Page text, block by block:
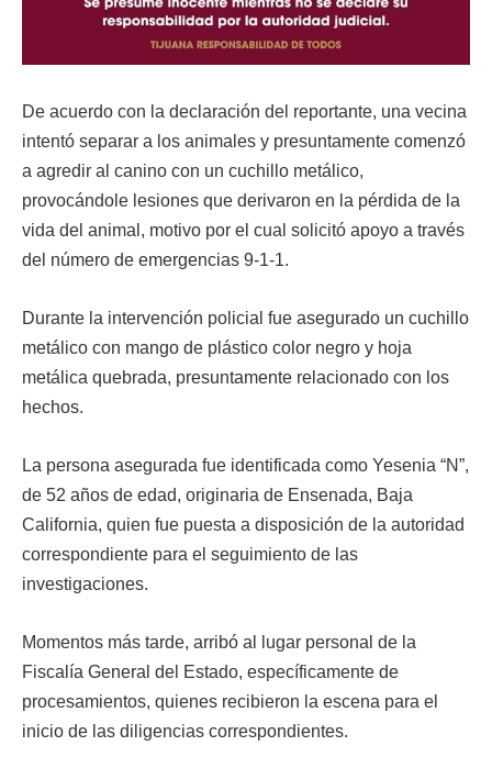
De acuerdo con la declaración del reportante, una vecina
intentó separar a los animales y presuntamente comenzó
a agredir al canino con un cuchillo metálico,
provocándole lesiones que derivaron en la pérdida de la
vida del animal, motivo por el cual solicitó apoyo a través
del número de emergencias 9-1-1.
Durante la intervención policial fue asegurado un cuchillo
metálico con mango de plástico color negro y hoja
metálica quebrada, presuntamente relacionado con los
hechos.
La persona asegurada fue identificada como Yesenia “N”,
de 52 años de edad, originaria de Ensenada, Baja
California, quien fue puesta a disposición de la autoridad
correspondiente para el seguimiento de las
investigaciones.
Momentos más tarde, arribó al lugar personal de la
Fiscalía General del Estado, específicamente de
procesamientos, quienes recibieron la escena para el
inicio de las diligencias correspondientes.